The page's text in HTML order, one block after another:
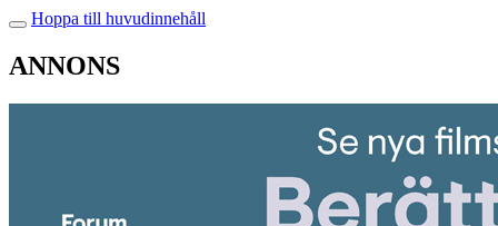
Hoppa till huvudinnehåll
ANNONS